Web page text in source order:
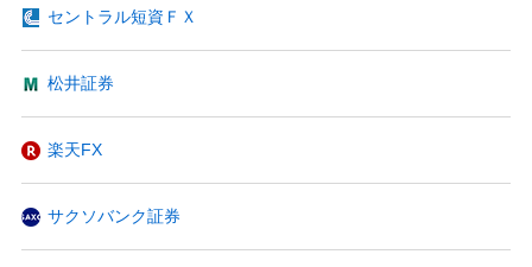
セントラル短資ＦＸ
松井証券
楽天FX
サクソバンク証券